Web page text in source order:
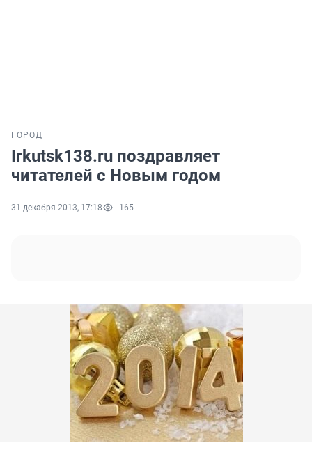
ГОРОД
Irkutsk138.ru поздравляет
читателей с Новым годом
31 декабря 2013, 17:18 165